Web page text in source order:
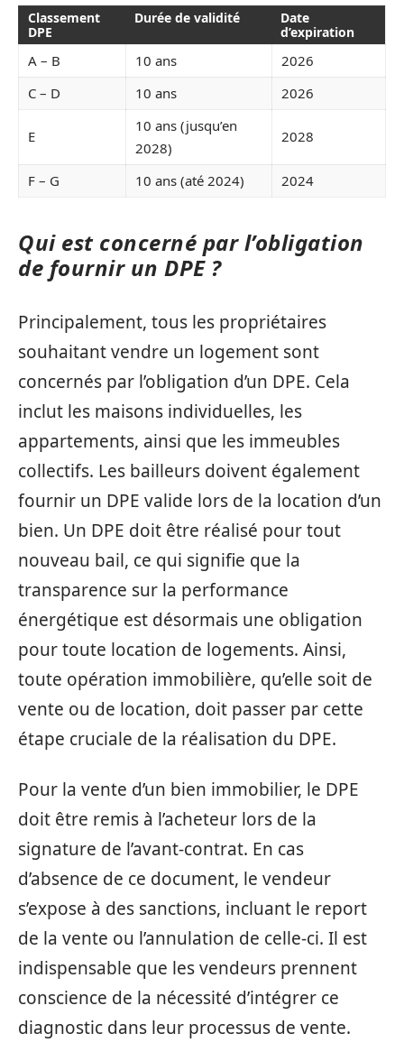
Classement
DPE
Durée de validité
Date
d’expiration
A – B 10 ans
2026
C – D
10 ans 2026
E
10 ans (jusqu’en
2028)
2028
F – G 10 ans (até 2024) 2024
Qui est concerné par l’obligation
de fournir un DPE ?
Principalement, tous les propriétaires
souhaitant vendre un logement sont
concernés par l’obligation d’un DPE. Cela
inclut les maisons individuelles, les
appartements, ainsi que les immeubles
collectifs. Les bailleurs doivent également
fournir un DPE valide lors de la location d’un
bien. Un DPE doit être réalisé pour tout
nouveau bail, ce qui signifie que la
transparence sur la performance
énergétique est désormais une obligation
pour toute location de logements. Ainsi,
toute opération immobilière, qu’elle soit de
vente ou de location, doit passer par cette
étape cruciale de la réalisation du DPE.
Pour la vente d’un bien immobilier, le DPE
doit être remis à l’acheteur lors de la
signature de l’avant-contrat. En cas
d’absence de ce document, le vendeur
s’expose à des sanctions, incluant le report
de la vente ou l’annulation de celle-ci. Il est
indispensable que les vendeurs prennent
conscience de la nécessité d’intégrer ce
diagnostic dans leur processus de vente.